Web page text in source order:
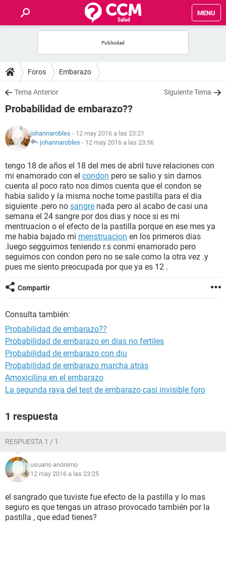
MENU
FOROS
SALUD
NUTRICIÓN
BIENESTAR
SEXUALIDAD
GLOSARIO
Foros Embarazo
Tema Anterior Siguiente Tema
Probabilidad de embarazo??
johannarobles - 12 may 2016 a las 23:21
johannarobles - 12 may 2016 a las 23:56
tengo 18 de años el 18 del mes de abril tuve relaciones con
mi enamorado con el condon pero se salio y sin darnos
cuenta al poco rato nos dimos cuenta que el condon se
habia salido y la misma noche tome pastilla para el dia
siguiente .pero no sangre nada pero al acabo de casi una
semana el 24 sangre por dos dias y noce si es mi
mentruacion o el efecto de la pastilla porque en ese mes ya
me habia bajado mi menstruacion en los primeros dias
.luego segguimos teniendo r.s conmi enamorado pero
seguimos con condon pero no se sale como la otra vez .y
pues me siento preocupada por que ya es 12 .
Compartir
Consulta también:
Probabilidad de embarazo??
Probabilidad de embarazo en dias no fertiles
Probabilidad de embarazo con diu
Probabilidad de embarazo marcha atrás
Amoxicilina en el embarazo
La segunda raya del test de embarazo casi invisible foro
1 respuesta
RESPUESTA 1 / 1
usuario anónimo
12 may 2016 a las 23:25
el sangrado que tuviste fue efecto de la pastilla y lo mas
seguro es que tengas un atraso provocado también por la
pastilla , que edad tienes?